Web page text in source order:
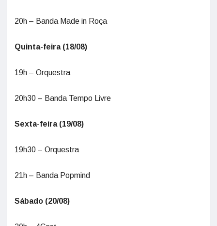
20h – Banda Made in Roça
Quinta-feira (18/08)
19h – Orquestra
20h30 – Banda Tempo Livre
Sexta-feira (19/08)
19h30 – Orquestra
21h – Banda Popmind
Sábado (20/08)